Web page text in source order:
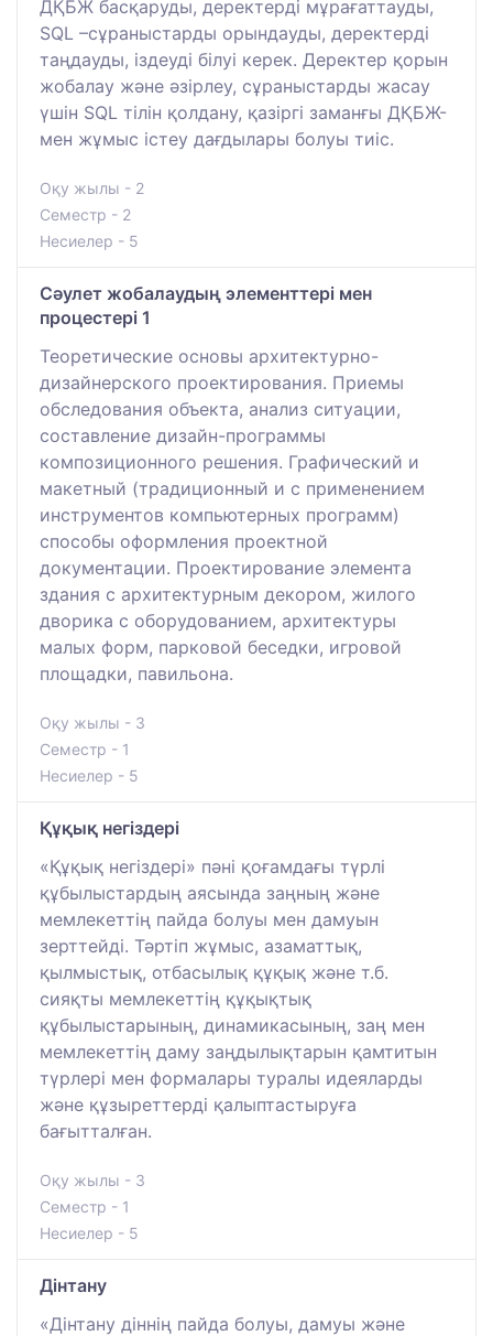
ДҚБЖ басқаруды, деректерді мұрағаттауды,
SQL –сұраныстарды орындауды, деректерді
таңдауды, іздеуді білуі керек. Деректер қорын
жобалау және әзірлеу, сұраныстарды жасау
үшін SQL тілін қолдану, қазіргі заманғы ДҚБЖ-
мен жұмыс істеу дағдылары болуы тиіс.
Оқу жылы - 2
Семестр - 2
Несиелер - 5
Сәулет жобалаудың элементтері мен
процестері 1
Теоретические основы архитектурно-
дизайнерского проектирования. Приемы
обследования объекта, анализ ситуации,
составление дизайн-программы
композиционного решения. Графический и
макетный (традиционный и с применением
инструментов компьютерных программ)
способы оформления проектной
документации. Проектирование элемента
здания с архитектурным декором, жилого
дворика с оборудованием, архитектуры
малых форм, парковой беседки, игровой
площадки, павильона.
Оқу жылы - 3
Семестр - 1
Несиелер - 5
Құқық негіздері
«Құқық негіздері» пәні қоғамдағы түрлі
құбылыстардың аясында заңның және
мемлекеттің пайда болуы мен дамуын
зерттейді. Тәртіп жұмыс, азаматтық,
қылмыстық, отбасылық құқық және т.б.
сияқты мемлекеттің құқықтық
құбылыстарының, динамикасының, заң мен
мемлекеттің даму заңдылықтарын қамтитын
түрлері мен формалары туралы идеяларды
және құзыреттерді қалыптастыруға
бағытталған.
Оқу жылы - 3
Семестр - 1
Несиелер - 5
Дінтану
«Дінтану діннің пайда болуы, дамуы және